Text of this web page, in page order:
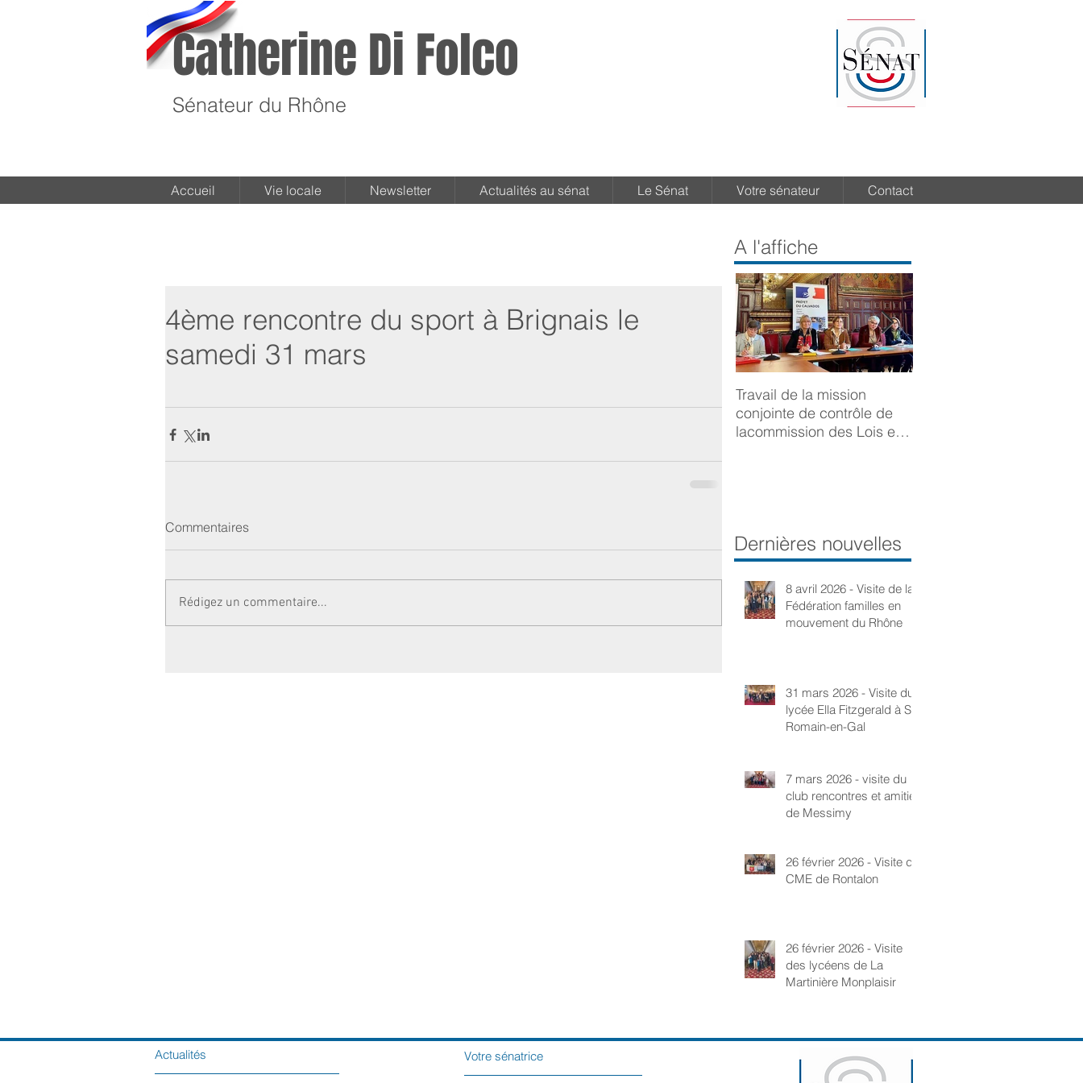
Catherine Di Folco
Sénateur du Rhône
Accueil Vie locale Newsletter Actualités au sénat Le Sénat Votre sénateur Contact
A l'affiche
4ème rencontre du sport à Brignais le
samedi 31 mars
Commentaires
Rédigez un commentaire...
Travail de la mission
conjointe de contrôle de
lacommission des Lois et
Dernières nouvelles
8 avril 2026 - Visite de la
Fédération familles en
mouvement du Rhône
31 mars 2026 - Visite du
lycée Ella Fitzgerald à St-
Romain-en-Gal
7 mars 2026 - visite du
club rencontres et amitié
de Messimy
26 février 2026 - Visite du
CME de Rontalon
26 février 2026 - Visite
des lycéens de La
Martinière Monplaisir
Actualités Votre sénatrice